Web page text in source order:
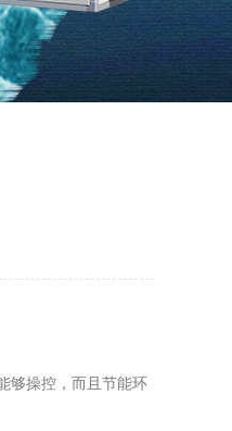
够操控，而且节能环